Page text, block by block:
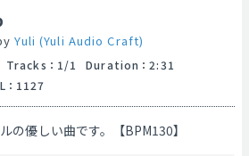
Yuli (Yuli Audio Craft)
Tracks ： 1/1 Duration ： 2:31
： 1127
の優しい曲です。【BPM130】